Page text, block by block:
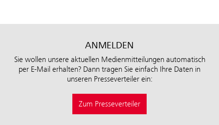
ANMELDEN
Sie wollen unsere aktuellen Medienmitteilungen automatisch
per E-Mail erhalten? Dann tragen Sie einfach Ihre Daten in
unseren Presseverteiler ein:
Zum Presseverteiler